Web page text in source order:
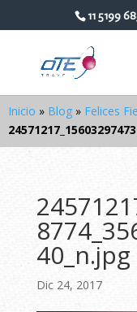
11 5199
Inicio » Blog » Felices
40_n.jpg
Dic 24, 2017